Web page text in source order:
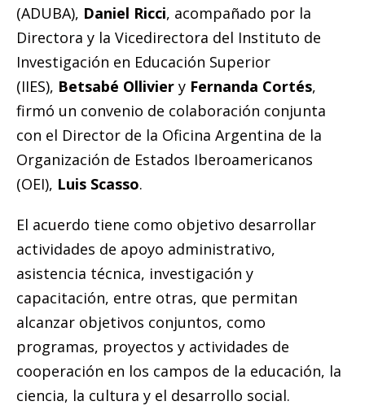
(ADUBA), Daniel Ricci, acompañado por la
Directora y la Vicedirectora del Instituto de
Investigación en Educación Superior
(IIES), Betsabé Ollivier y Fernanda Cortés,
firmó un convenio de colaboración conjunta
con el Director de la Oficina Argentina de la
Organización de Estados Iberoamericanos
(OEI), Luis Scasso.
El acuerdo tiene como objetivo desarrollar
actividades de apoyo administrativo,
asistencia técnica, investigación y
capacitación, entre otras, que permitan
alcanzar objetivos conjuntos, como
programas, proyectos y actividades de
cooperación en los campos de la educación, la
ciencia, la cultura y el desarrollo social.